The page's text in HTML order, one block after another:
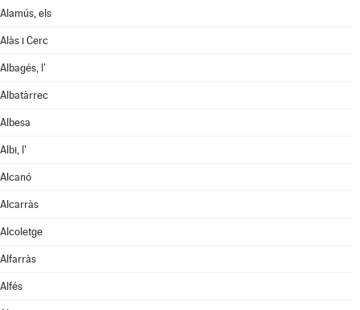
Alamús, els
Alàs i Cerc
Albagés, l'
Albatàrrec
Albesa
Albi, l'
Alcanó
Alcarràs
Alcoletge
Alfarràs
Alfés